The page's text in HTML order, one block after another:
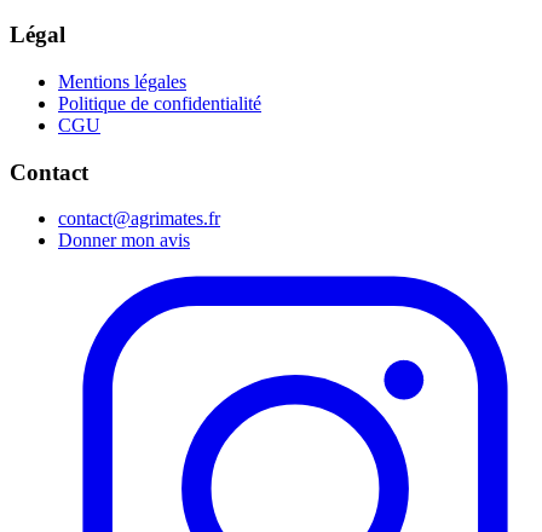
Légal
Mentions légales
Politique de confidentialité
CGU
Contact
contact@agrimates.fr
Donner mon avis